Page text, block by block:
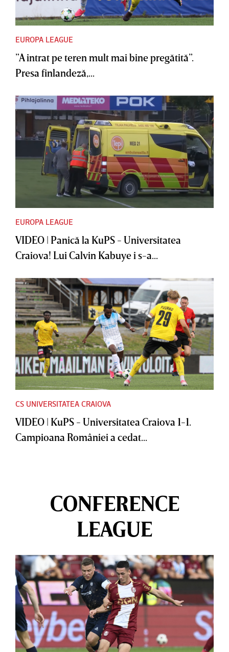
EUROPA LEAGUE
”A intrat pe teren mult mai bine pregătită”.
Presa finlandeză,...
EUROPA LEAGUE
VIDEO | Panică la KuPS - Universitatea
Craiova! Lui Calvin Kabuye i s-a...
CS UNIVERSITATEA CRAIOVA
VIDEO | KuPS - Universitatea Craiova 1-1.
Campioana României a cedat...
CONFERENCE
LEAGUE